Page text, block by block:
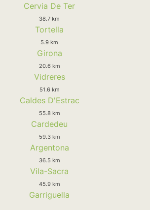
Cervia De Ter
38.7 km
Tortella
5.9 km
Girona
20.6 km
Vidreres
51.6 km
Caldes D'Estrac
55.8 km
Cardedeu
59.3 km
Argentona
36.5 km
Vila-Sacra
45.9 km
Garriguella